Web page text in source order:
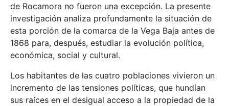
de Rocamora no fueron una excepción. La presente
investigación analiza profundamente la situación de
esta porción de la comarca de la Vega Baja antes de
1868 para, después, estudiar la evolución política,
económica, social y cultural.
Los habitantes de las cuatro poblaciones vivieron un
incremento de las tensiones políticas, que hundían
sus raíces en el desigual acceso a la propiedad de la